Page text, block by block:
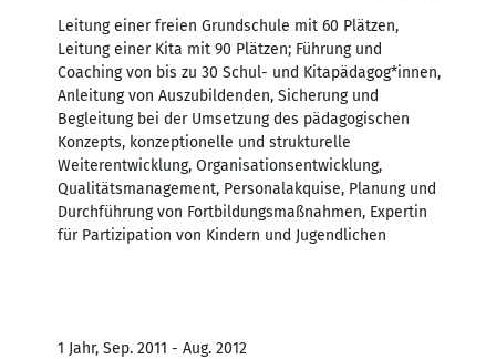
Leitung einer freien Grundschule mit 60 Plätzen,
Leitung einer Kita mit 90 Plätzen; Führung und
Coaching von bis zu 30 Schul- und Kitapädagog*innen,
Anleitung von Auszubildenden, Sicherung und
Begleitung bei der Umsetzung des pädagogischen
Konzepts, konzeptionelle und strukturelle
Weiterentwicklung, Organisationsentwicklung,
Qualitätsmanagement, Personalakquise, Planung und
Durchführung von Fortbildungsmaßnahmen, Expertin
für Partizipation von Kindern und Jugendlichen
1 Jahr, Sep. 2011 - Aug. 2012